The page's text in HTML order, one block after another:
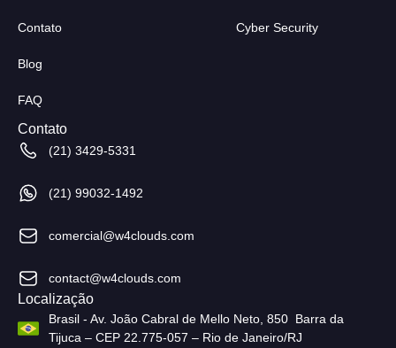
Contato
Blog
FAQ
Cyber Security
Contato
(21) 3429-5331
(21) 99032-1492
comercial@w4clouds.com
contact@w4clouds.com
Localização
Brasil - Av. João Cabral de Mello Neto, 850 Barra da
Tijuca – CEP 22.775-057 – Rio de Janeiro/RJ